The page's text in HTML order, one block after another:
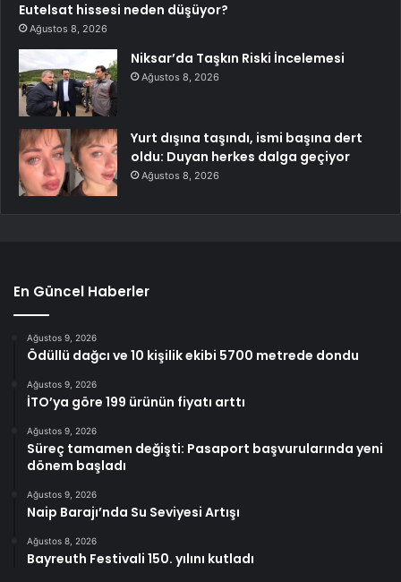
Eutelsat hissesi neden düşüyor?
Ağustos 8, 2026
Niksar’da Taşkın Riski İncelemesi
Ağustos 8, 2026
Yurt dışına taşındı, ismi başına dert
oldu: Duyan herkes dalga geçiyor
Ağustos 8, 2026
En Güncel Haberler
Ağustos 9, 2026
Ödüllü dağcı ve 10 kişilik ekibi 5700 metrede dondu
Ağustos 9, 2026
İTO’ya göre 199 ürünün fiyatı arttı
Ağustos 9, 2026
Süreç tamamen değişti: Pasaport başvurularında yeni
dönem başladı
Ağustos 9, 2026
Naip Barajı’nda Su Seviyesi Artışı
Ağustos 8, 2026
Bayreuth Festivali 150. yılını kutladı